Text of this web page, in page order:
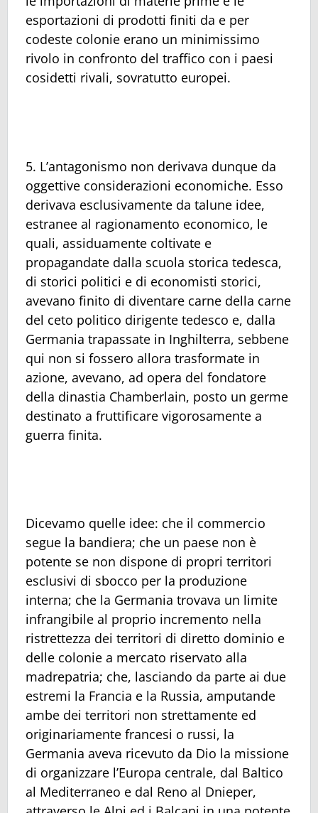
esportazioni di prodotti finiti da e per
codeste colonie erano un minimissimo
rivolo in confronto del traffico con i paesi
cosidetti rivali, sovratutto europei.
5. L’antagonismo non derivava dunque da
oggettive considerazioni economiche. Esso
derivava esclusivamente da talune idee,
estranee al ragionamento economico, le
quali, assiduamente coltivate e
propagandate dalla scuola storica tedesca,
di storici politici e di economisti storici,
avevano finito di diventare carne della carne
del ceto politico dirigente tedesco e, dalla
Germania trapassate in Inghilterra, sebbene
qui non si fossero allora trasformate in
azione, avevano, ad opera del fondatore
della dinastia Chamberlain, posto un germe
destinato a fruttificare vigorosamente a
guerra finita.
Dicevamo quelle idee: che il commercio
segue la bandiera; che un paese non è
potente se non dispone di propri territori
esclusivi di sbocco per la produzione
interna; che la Germania trovava un limite
infrangibile al proprio incremento nella
ristrettezza dei territori di diretto dominio e
delle colonie a mercato riservato alla
madrepatria; che, lasciando da parte ai due
estremi la Francia e la Russia, amputande
ambe dei territori non strettamente ed
originariamente francesi o russi, la
Germania aveva ricevuto da Dio la missione
di organizzare l’Europa centrale, dal Baltico
al Mediterraneo e dal Reno al Dnieper,